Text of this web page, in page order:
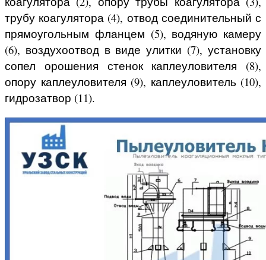
трубу коагулятора (4), отвод соединительный с
прямоугольным фланцем (5), водяную камеру
(6), воздухоотвод в виде улитки (7), установку
сопел орошения стенок каплеуловителя (8),
опору каплеуловителя (9), каплеуловитель (10),
гидрозатвор (11).